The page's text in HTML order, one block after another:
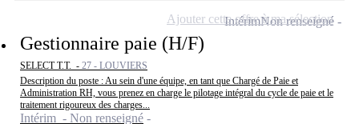
Gestionnaire paie (H/F)
SELECT T.T. - 27 - LOUVIERS
Description du poste : Au sein d'une équipe, en tant que Chargé de Paie et
Administration RH, vous prenez en charge le pilotage intégral du cycle de paie et le
traitement rigoureux des charges...
Intérim - Non renseigné
IntérimNon renseigné
Ajouter cette offre à ma sélection